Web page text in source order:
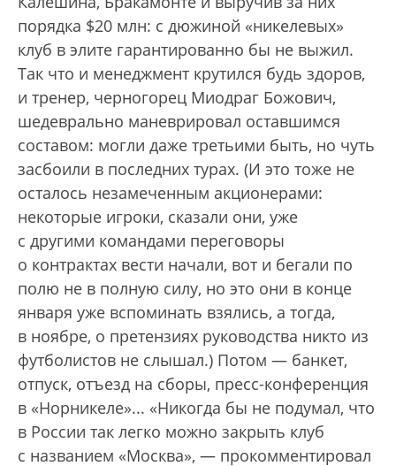
порядка $20 млн: с дюжиной «никелевых»
клуб в элите гарантированно бы не выжил.
Так что и менеджмент крутился будь здоров,
и тренер, черногорец Миодраг Божович,
шедеврально маневрировал оставшимся
составом: могли даже третьими быть, но чуть
засбоили в последних турах. (И это тоже не
осталось незамеченным акционерами:
некоторые игроки, сказали они, уже
с другими командами переговоры
о контрактах вести начали, вот и бегали по
полю не в полную силу, но это они в конце
января уже вспоминать взялись, а тогда,
в ноябре, о претензиях руководства никто из
футболистов не слышал.) Потом — банкет,
отпуск, отъезд на сборы, пресс-конференция
в «Норникеле»... «Никогда бы не подумал, что
в России так легко можно закрыть клуб
с названием «Москва», — прокомментировал